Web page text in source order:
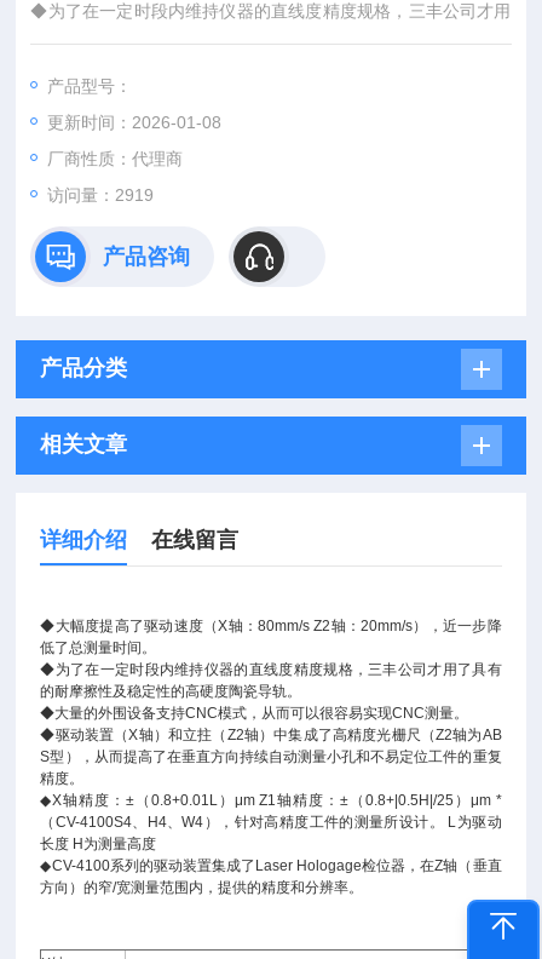
◆为了在一定时段内维持仪器的直线度精度规格，三丰公司才用
了具有的耐摩擦性及稳定性的高硬度陶瓷导轨。
量。
产品型号：
更新时间：2026-01-08
厂商性质：代理商
访问量：2919
产品咨询
产品分类
相关文章
详细介绍 在线留言
◆大幅度提高了驱动速度（X轴：80mm/s Z2轴：20mm/s），近一步降
低了总测量时间。
◆为了在一定时段内维持仪器的直线度精度规格，三丰公司才用了具有
的耐摩擦性及稳定性的高硬度陶瓷导轨。
◆大量的外围设备支持CNC模式，从而可以很容易实现CNC测量。
◆驱动装置（X轴）和立拄（ Z2轴）中集成了高精度光栅尺（Z2轴为AB
S型），从而提高了在垂直方向持续自动测量小孔和不易定位工件的重复
精度。
◆X轴精度： ±（ 0.8+0.01L） μm Z1轴精度：± （ 0.8+|0.5H|/25 ） μm *
（ CV-4100S4、 H4、W4 ），针对高精度工件的测量所设计。 L为驱动
长度 H 为测量高度
◆CV-4100系列的驱动装置集成了 Laser Hologage检位器，在Z轴（垂直
方向）的窄/宽测量范围内，提供的精度和分辨率。